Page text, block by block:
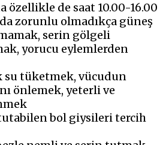
özellikle de saat 10.00-16.00
zorunlu olmadıkça güneş
serin gölgeli
yorucu eylemlerden
su tüketmek, vücudun
önlemek, yeterli ve
bol giysileri tercih